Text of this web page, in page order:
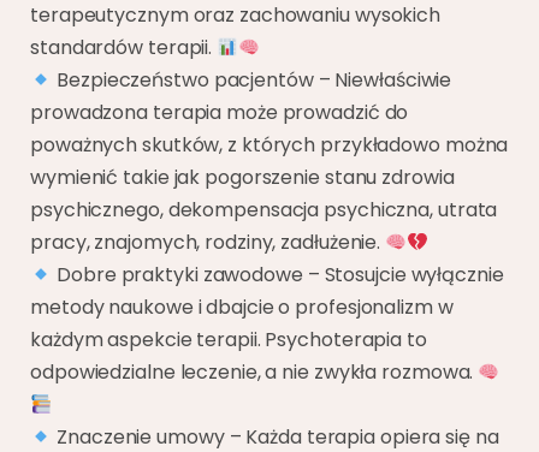
terapeutycznym oraz zachowaniu wysokich
standardów terapii.
Bezpieczeństwo pacjentów – Niewłaściwie
prowadzona terapia może prowadzić do
poważnych skutków, z których przykładowo można
wymienić takie jak pogorszenie stanu zdrowia
psychicznego, dekompensacja psychiczna, utrata
pracy, znajomych, rodziny, zadłużenie.
Dobre praktyki zawodowe – Stosujcie wyłącznie
metody naukowe i dbajcie o profesjonalizm w
każdym aspekcie terapii. Psychoterapia to
odpowiedzialne leczenie, a nie zwykła rozmowa.
Znaczenie umowy – Każda terapia opiera się na